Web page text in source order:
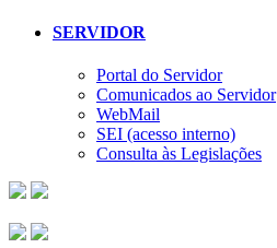
SERVIDOR
Portal do Servidor
Comunicados ao Servidor
WebMail
SEI (acesso interno)
Consulta às Legislações